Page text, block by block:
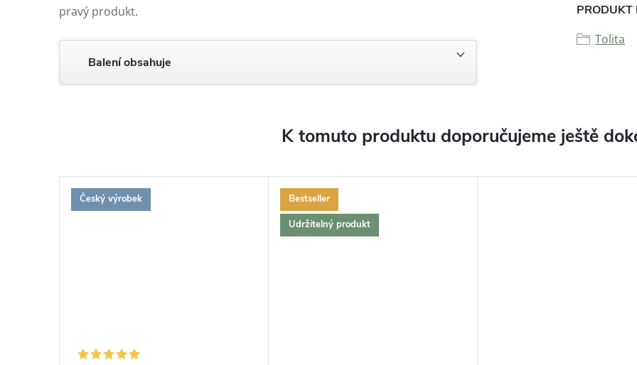
pravý produkt.
Balení obsahuje
PRODUKT
Tolita
K tomuto produktu doporučujeme ještě
ZDARMA
Český výrobek
Bestseller
Udržitelný produkt